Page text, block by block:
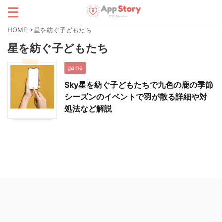
HOME >星を紡ぐ子どもたち
星を紡ぐ子どもたち
game
Sky星を紡ぐ子どもたちで九色の鹿の季節
シーズンのイベントで羽が散る詳細や対
処法など解説